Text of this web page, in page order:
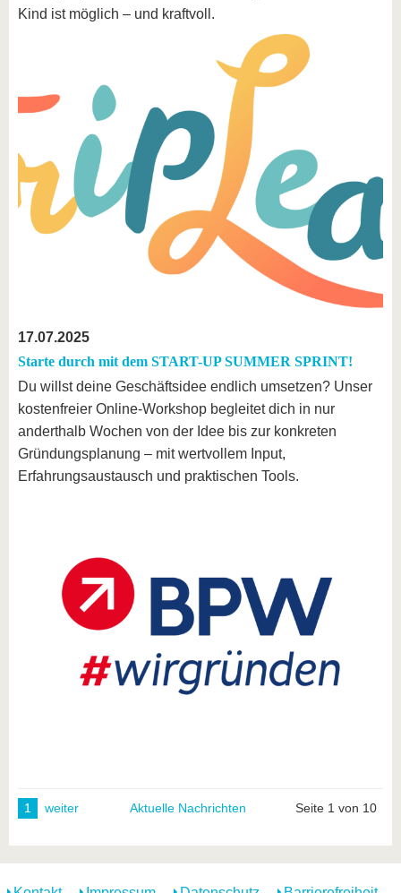
Kind ist möglich – und kraftvoll.
17.07.2025
Starte durch mit dem START-UP SUMMER SPRINT!
Du willst deine Geschäftsidee endlich umsetzen? Unser
kostenfreier Online-Workshop begleitet dich in nur
anderthalb Wochen von der Idee bis zur konkreten
Gründungsplanung – mit wertvollem Input,
Erfahrungsaustausch und praktischen Tools.
1 weiter Aktuelle Nachrichten Seite 1 von 10